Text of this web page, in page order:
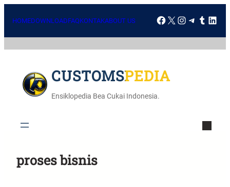
HOMEDOWNLOADFAQKONTAKABOUT US
CUSTOMSPEDIA
Ensiklopedia Bea Cukai Indonesia.
proses bisnis